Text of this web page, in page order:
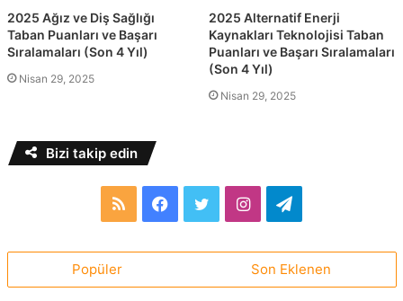
2025 Ağız ve Diş Sağlığı
Taban Puanları ve Başarı
Sıralamaları (Son 4 Yıl)
Nisan 29, 2025
2025 Alternatif Enerji
Kaynakları Teknolojisi Taban
Puanları ve Başarı Sıralamaları
(Son 4 Yıl)
Nisan 29, 2025
Bizi takip edin
RSS Facebook
TwitterInstagramTelegram
Popüler Son Eklenen